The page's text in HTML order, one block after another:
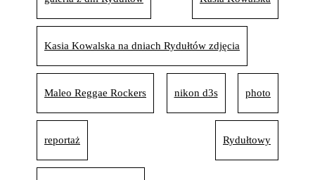
Kasia Kowalska na dniach Rydułtów zdjęcia
Maleo Reggae Rockers nikon d3s photo
reportaż Rydułtowy